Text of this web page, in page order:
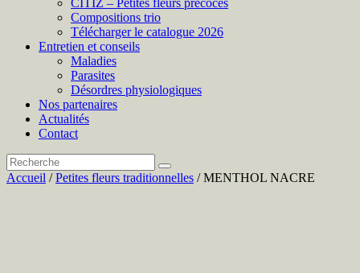
Compositions trio
Télécharger le catalogue 2026
Entretien et conseils
Maladies
Parasites
Désordres physiologiques
Nos partenaires
Actualités
Contact
Accueil /Petites fleurs traditionnelles / MENTHOL NACRE